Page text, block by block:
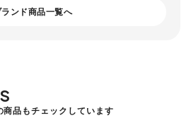
ランド商品一覧へ
品もチェックしています